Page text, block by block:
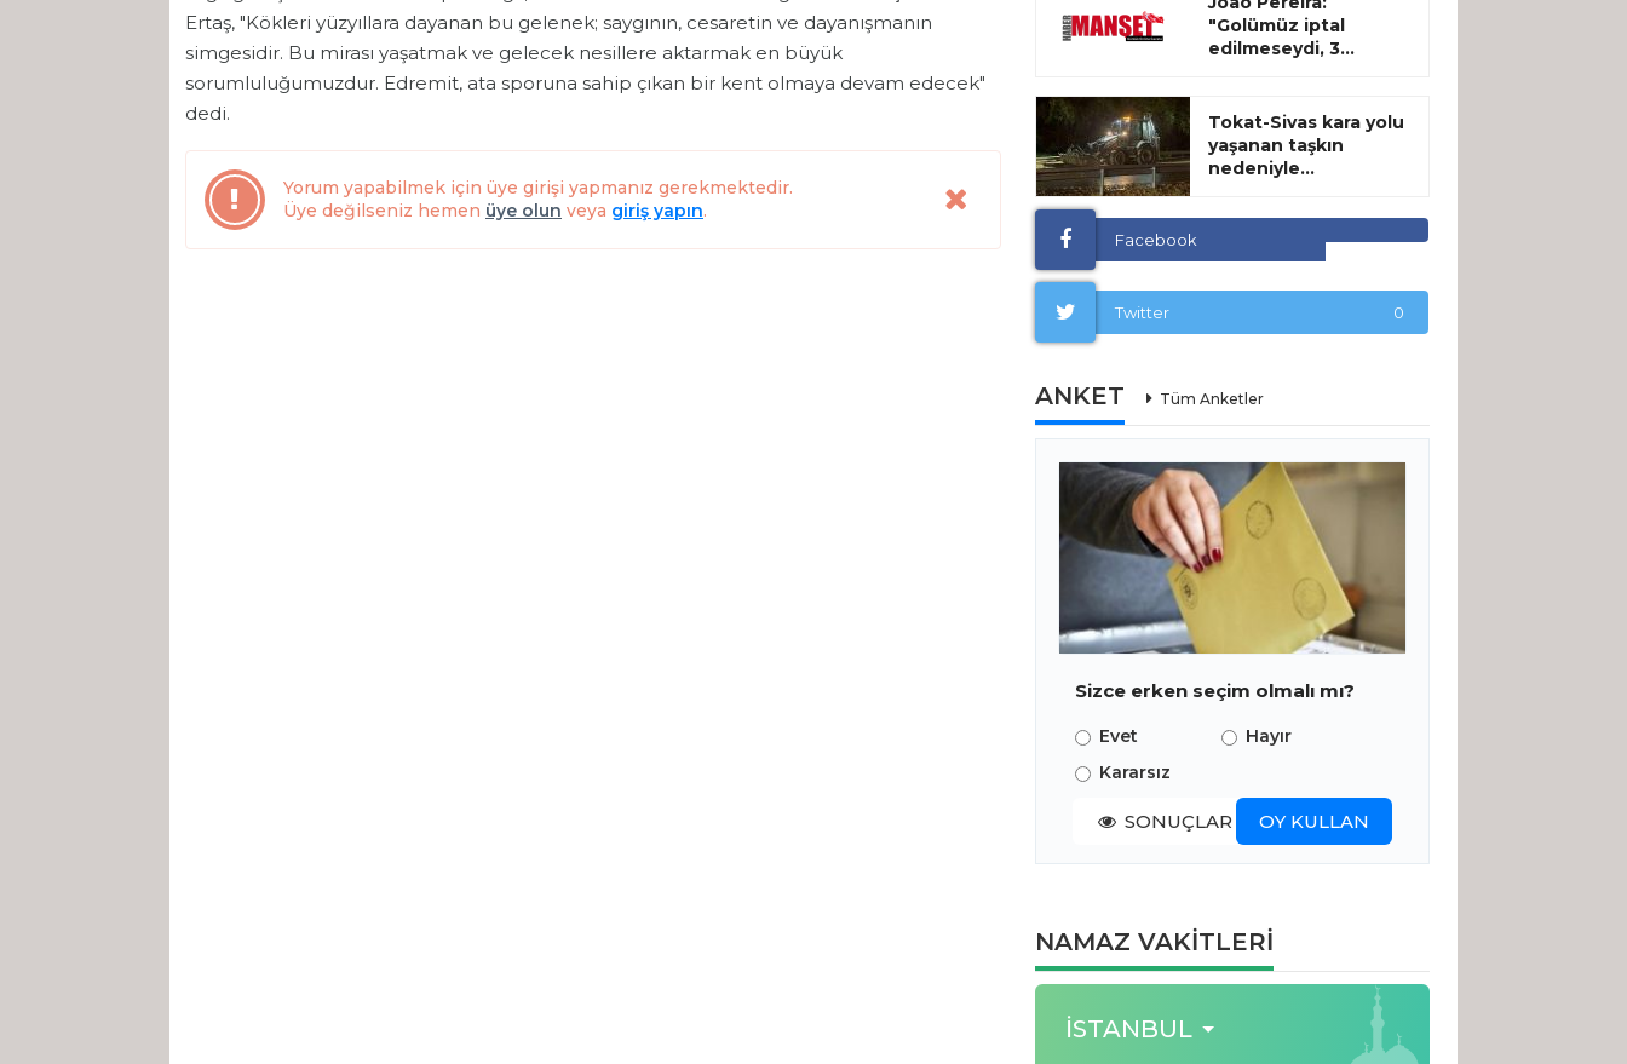
Ertaş, "Kökleri yüzyıllara dayanan bu gelenek; saygının, cesaretin ve dayanışmanın
simgesidir. Bu mirası yaşatmak ve gelecek nesillere aktarmak en büyük
sorumluluğumuzdur. Edremit, ata sporuna sahip çıkan bir kent olmaya devam edecek"
dedi.
Yorum yapabilmek için üye girişi yapmanız gerekmektedir.
Üye değilseniz hemen üye olun veya giriş yapın.
"Golümüz iptal
edilmeseydi, 3...
Tokat-Sivas kara yolu
yaşanan taşkın
nedeniyle...
Facebook
Twitter 0
ANKET Tüm Anketler
Sizce erken seçim olmalı mı?
Evet
Hayır
Kararsız
SONUÇLAR OY KULLAN
NAMAZ VAKİTLERİ
İSTANBUL